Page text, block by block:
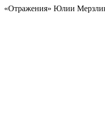
«Отражения» Юлии